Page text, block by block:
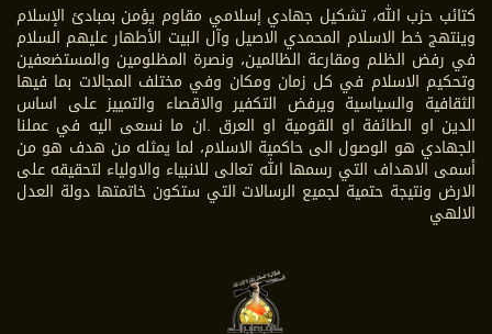
كتائب حزب الله، تشكيل جهادي إسلامي مقاوم يؤمن بمبادئ الإسلام
وينتهج خط الاسلام المحمدي الاصيل وآل البيت الأطهار عليهم السلام
في رفض الظلم ومقارعة الظالمين، ونصرة المظلومين والمستضعفين
وتحكيم الاسلام في كل زمان ومكان وفي مختلف المجالات بما فيها
الثقافية والسياسية ويرفض التكفير والاقصاء والتمييز على اساس
الدين او الطائفة او القومية او العرق .ان ما نسعى اليه في عملنا
الجهادي هو الوصول الى حاكمية الاسلام، لما يمثله من هدف هو من
أسمى الاهداف التي رسمها الله تعالى للانبياء والاولياء لتحقيقه على
الارض ونتيجة حتمية لجميع الرسالات التي ستكون خاتمتها دولة العدل
الالهي